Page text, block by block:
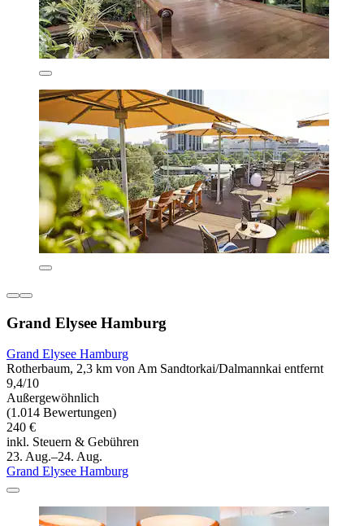
Grand Elysee Hamburg
Grand Elysee Hamburg
Rotherbaum, 2,3 km von Am Sandtorkai/Dalmannkai entfernt
9,4/10
Außergewöhnlich
(1.014 Bewertungen)
240 €
inkl. Steuern & Gebühren
23. Aug.–24. Aug.
Grand Elysee Hamburg